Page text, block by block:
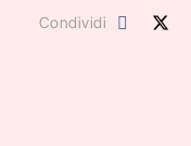
Condividi